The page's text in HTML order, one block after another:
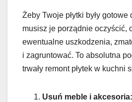
Żeby Twoje płytki były gotowe
musisz je porządnie oczyścić,
ewentualne uszkodzenia,
i zagruntować. To absolutna
trwały remont płytek w kuchni
Usuń meble i akcesoria: